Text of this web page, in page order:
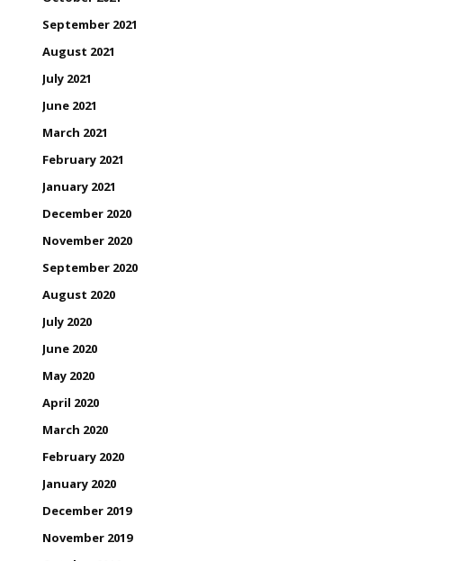
September 2021
August 2021
July 2021
June 2021
March 2021
February 2021
January 2021
December 2020
November 2020
September 2020
August 2020
July 2020
June 2020
May 2020
April 2020
March 2020
February 2020
January 2020
December 2019
November 2019